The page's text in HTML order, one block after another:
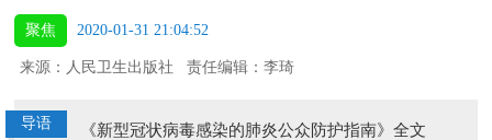
聚焦 2020-01-31 21:04:52
来源：人民卫生出版社 责任编辑：李琦
导语 《新型冠状病毒感染的肺炎公众防护指南》全文